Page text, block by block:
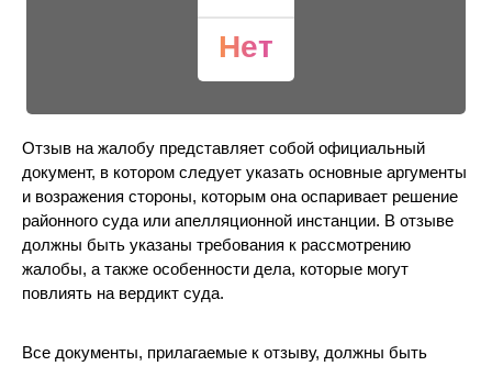
Нет
Отзыв на жалобу представляет собой официальный
документ, в котором следует указать основные аргументы
и возражения стороны, которым она оспаривает решение
районного суда или апелляционной инстанции. В отзыве
должны быть указаны требования к рассмотрению
жалобы, а также особенности дела, которые могут
повлиять на вердикт суда.
Все документы, прилагаемые к отзыву, должны быть